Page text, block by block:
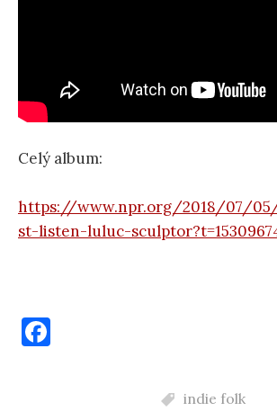
Celý album:
https://www.npr.org/2018/07/05/
st-listen-luluc-
indie folk